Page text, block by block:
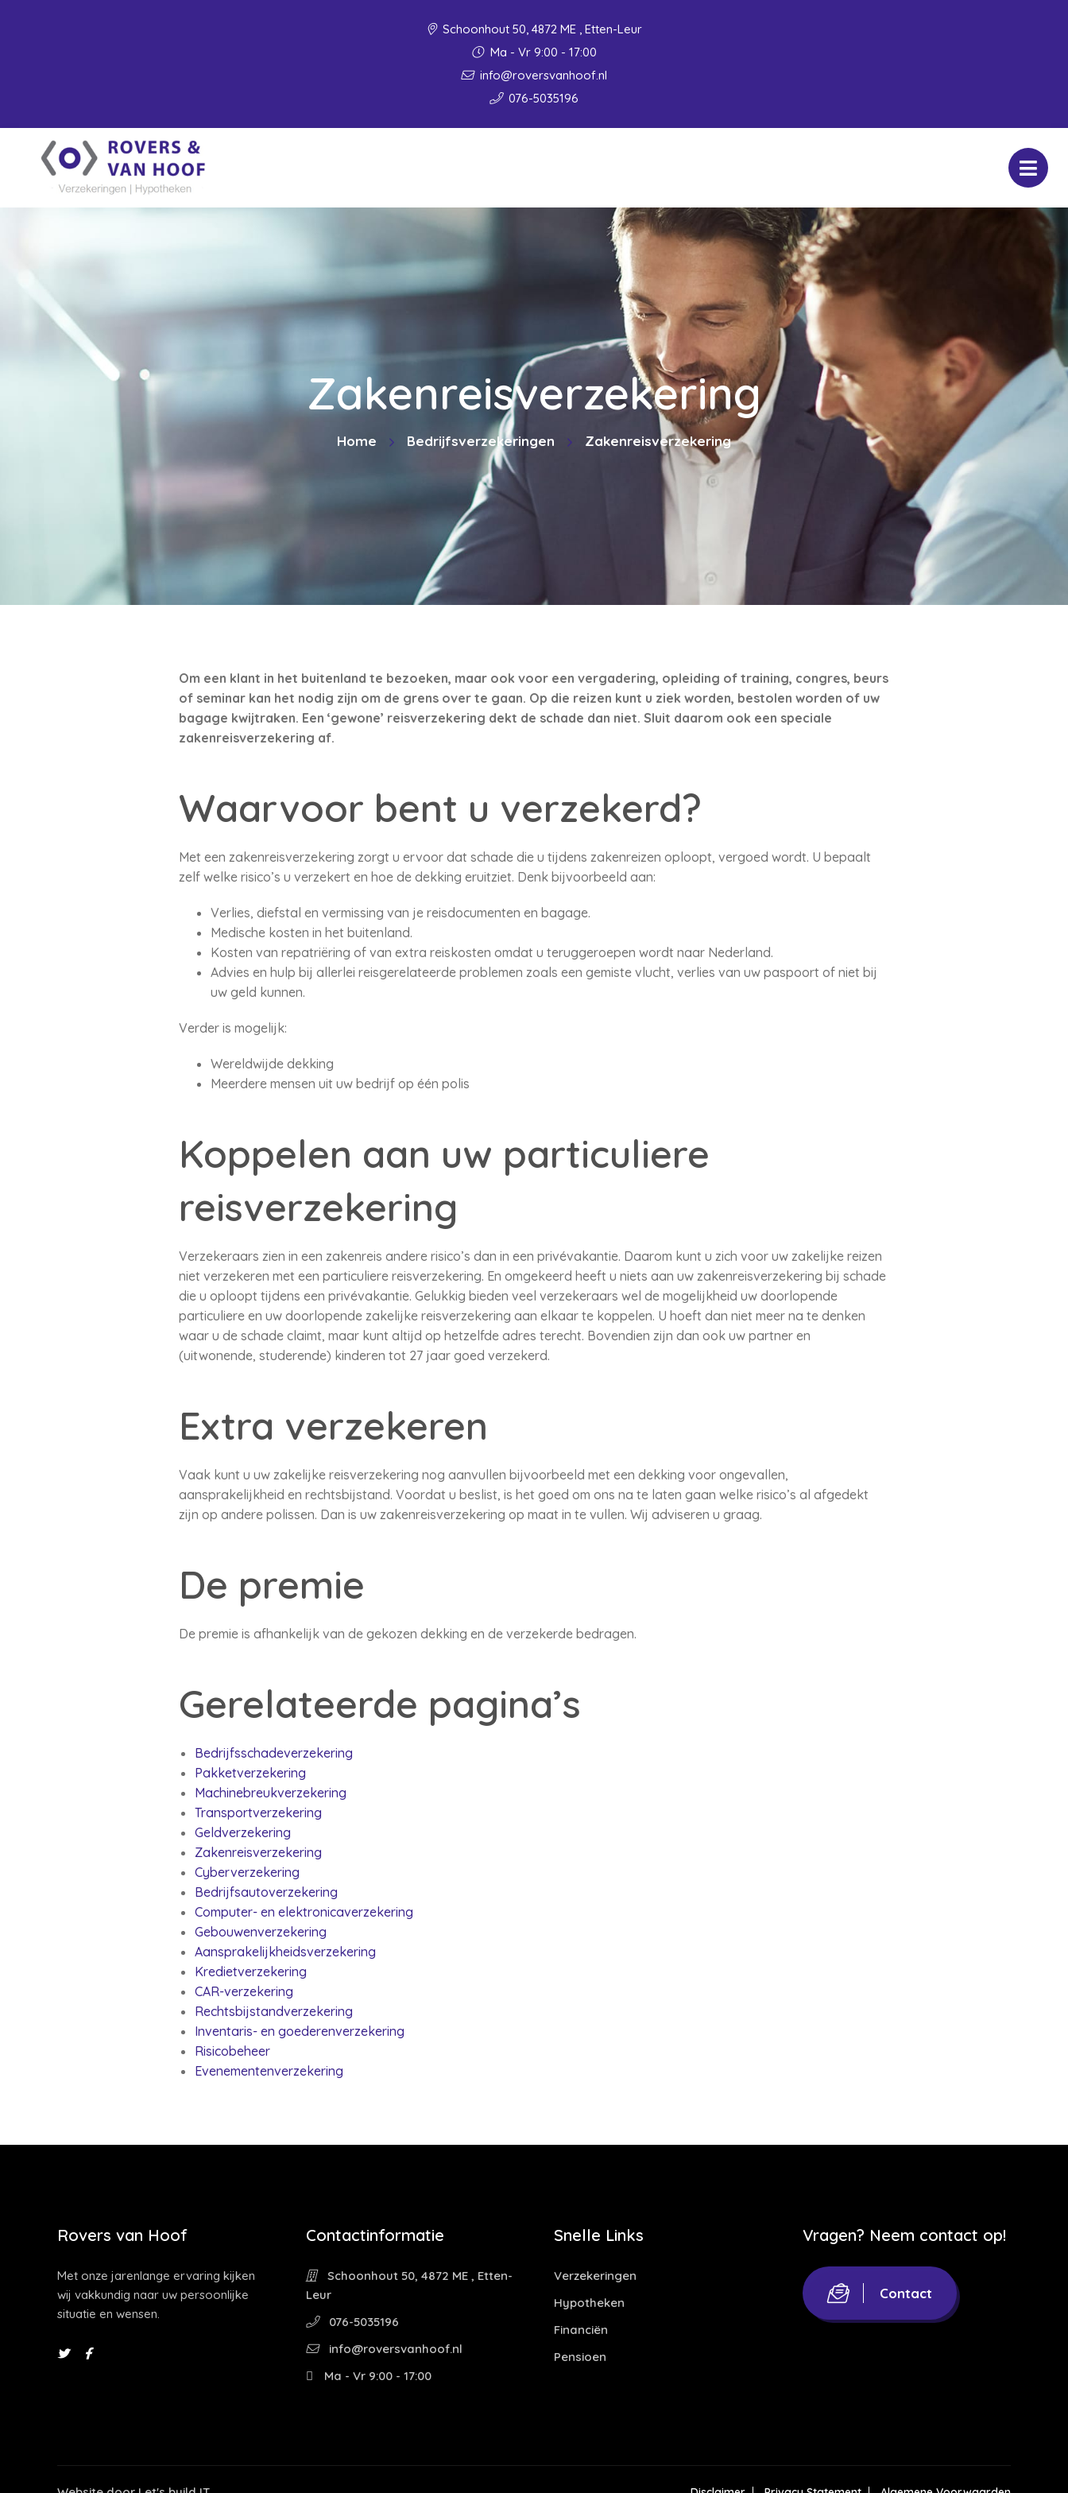
Schoonhout 50, 4872 ME , Etten-Leur
Ma - Vr 9:00 - 17:00
info@roversvanhoof.nl
076-5035196
Zakenreisverzekering
Home Bedrijfsverzekeringen Zakenreisverzekering
Om een klant in het buitenland te bezoeken, maar ook voor een vergadering, opleiding of training, congres, beurs
of seminar kan het nodig zijn om de grens over te gaan. Op die reizen kunt u ziek worden, bestolen worden of uw
bagage kwijtraken. Een ‘gewone’ reisverzekering dekt de schade dan niet. Sluit daarom ook een speciale
zakenreisverzekering af.
Waarvoor bent u verzekerd?
Met een zakenreisverzekering zorgt u ervoor dat schade die u tijdens zakenreizen oploopt, vergoed wordt. U bepaalt
zelf welke risico’s u verzekert en hoe de dekking eruitziet. Denk bijvoorbeeld aan:
Verlies, diefstal en vermissing van je reisdocumenten en bagage.
Medische kosten in het buitenland.
Kosten van repatriëring of van extra reiskosten omdat u teruggeroepen wordt naar Nederland.
Advies en hulp bij allerlei reisgerelateerde problemen zoals een gemiste vlucht, verlies van uw paspoort of niet bij
uw geld kunnen.
Verder is mogelijk:
Wereldwijde dekking
Meerdere mensen uit uw bedrijf op één polis
Koppelen aan uw particuliere
reisverzekering
Verzekeraars zien in een zakenreis andere risico’s dan in een privévakantie. Daarom kunt u zich voor uw zakelijke reizen
niet verzekeren met een particuliere reisverzekering. En omgekeerd heeft u niets aan uw zakenreisverzekering bij schade
die u oploopt tijdens een privévakantie. Gelukkig bieden veel verzekeraars wel de mogelijkheid uw doorlopende
particuliere en uw doorlopende zakelijke reisverzekering aan elkaar te koppelen. U hoeft dan niet meer na te denken
waar u de schade claimt, maar kunt altijd op hetzelfde adres terecht. Bovendien zijn dan ook uw partner en
(uitwonende, studerende) kinderen tot 27 jaar goed verzekerd.
Extra verzekeren
Vaak kunt u uw zakelijke reisverzekering nog aanvullen bijvoorbeeld met een dekking voor ongevallen,
aansprakelijkheid en rechtsbijstand. Voordat u beslist, is het goed om ons na te laten gaan welke risico’s al afgedekt
zijn op andere polissen. Dan is uw zakenreisverzekering op maat in te vullen. Wij adviseren u graag.
De premie
De premie is afhankelijk van de gekozen dekking en de verzekerde bedragen.
Gerelateerde pagina’s
Bedrijfsschadeverzekering
Pakketverzekering
Machinebreukverzekering
Transportverzekering
Geldverzekering
Zakenreisverzekering
Cyberverzekering
Bedrijfsautoverzekering
Computer- en elektronicaverzekering
Gebouwenverzekering
Aansprakelijkheidsverzekering
Kredietverzekering
CAR-verzekering
Rechtsbijstandverzekering
Inventaris- en goederenverzekering
Risicobeheer
Evenementenverzekering
Rovers van Hoof
Met onze jarenlange ervaring kijken
wij vakkundig naar uw persoonlijke
situatie en wensen.
Contactinformatie
Schoonhout 50, 4872 ME , Etten-
Leur
076-5035196
info@roversvanhoof.nl
Ma - Vr 9:00 - 17:00
Snelle Links
Verzekeringen
Hypotheken
Financiën
Pensioen
Vragen? Neem contact op!
Contact